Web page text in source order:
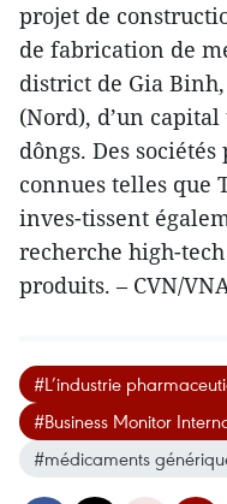
projet de
de fabrication de
district de Gia
(Nord), d’un
dôngs. Des
connues telles que
inves-tissent
recherche high-
produits. – CVN/
#L’industrie
#Business Monitor
#médicaments